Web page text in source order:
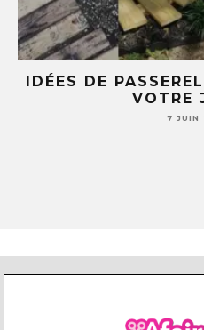
IDÉES DE
VOTRE
7 JUIN